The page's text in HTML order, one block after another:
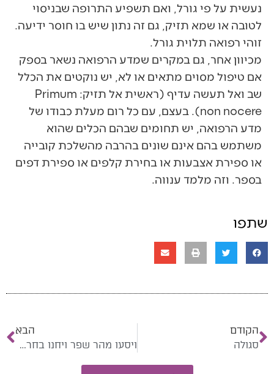
נעשית על פי גורל, ואם תשפיע התרופה שבניסוי
לטובה או שמא תזיק, גם זה נתון שיש בו חוסר ידיעה.
זוהי רפואה תלוית גורל.
מכיוון אחר, גם במקרים שמדע הרפואה נשאר בספק
אם טיפול מסוים מתאים או לא, יש נוקטים את הכלל
שב ואל תעשה עדיף (ראשית אל תזיק: Primum
non nocere). בעצם, עם כל רום מעלת כבודו של
מדע הרפואה, יש תחומים שבהם הכלים שהוא
משתמש בהם אינם שונים בהרבה מהשלכת קובייה
או ספירת אצבעות או בחירת קלפים או ספירת דפים
בספר. וזה מלמד ענווה.
שתפו
הקודם
סגולה
הבא
ויסעו מהר שפר ויחנו בחרדה